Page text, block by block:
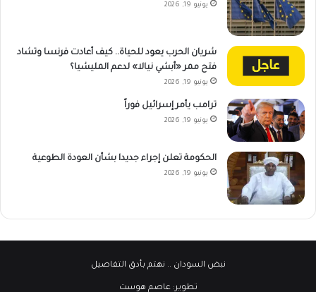
يونيو 19, 2026
شريان الحرب يعود للحياة.. كيف أعادت فرنسا وتشاد
فتح ممر «أبشي نيالا» لدعم المليشيا؟
يونيو 19, 2026
ترامب يأمر إسرائيل فوراً
يونيو 19, 2026
الحكومة تعلن إجراء جديدا بشأن العودة الطوعية
يونيو 19, 2026
نبض السودان .. نهتم بأدق التفاصيل
تطوير:عاصم هوست